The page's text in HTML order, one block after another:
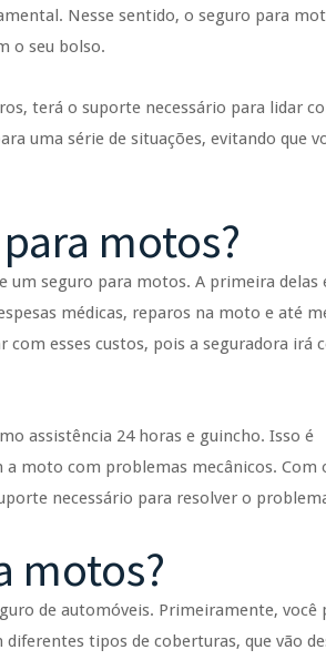
Nesse sentido, o seguro para
o seu bolso.
terá o suporte necessário para lidar
uma série de situações, evitando que
motos?
um seguro para motos. A primeira delas
médicas, reparos na moto e até
com esses custos, pois a seguradora irá
assistência 24 horas e guincho. Isso é
moto com problemas mecânicos. Com
necessário para resolver o
motos?
de automóveis. Primeiramente, você
tipos de coberturas, que vão